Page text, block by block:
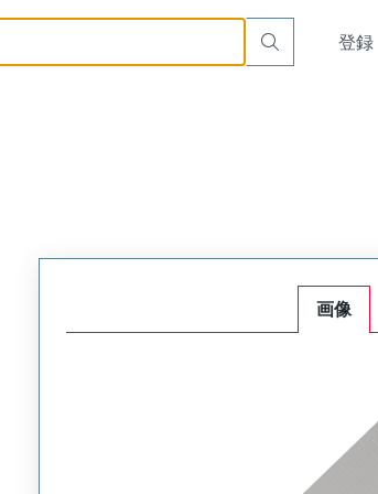
登録
画像